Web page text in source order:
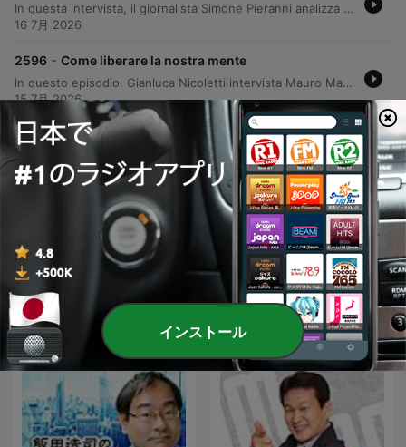
In questa intervista, il giornalista Simone Pieranni analizza l'evoluzione del rapporto tra Cina e Stati Uniti, passando dalla fascinazione per il modello americano degli anni '80 alla moderna competizione tecnologica. Viene esplorato come la cultura di massa e l'innovazione digitale abbiano trasformato la percezione cinese, portando oggi il Paese a un ruolo di leadership nell'intelligenza artificiale e nella robotica. L'analisi prosegue approfondendo l'avanzamento tecnologico cinese, con particolare attenzione all'integrazione dell'IA nell'educazione e al rapporto tra progresso tecnico e controllo sociale. Infine, viene esaminata la visione sinocentrica della Cina nel contesto geopolitico globale, analizzando le sfide di una possibile mediazione nei conflitti mondiali e il rischio di una futura divergenza tecnologica tra i due blocchi superpotenze.
16 7月 2026
2596 - Come liberare la nostra mente
In questo episodio, Gianluca Nicoletti intervista Mauro Manca, mental neurotrainer, per discutere della nuova edizione del libro 'Leggimi nel pensiero'. La conversazione esplora il concetto di 'aggiornamento' mentale e l'importanza di superare i propri 'punti di ripristino' per evitare di rimanere intrappolati in comportamenti o identità basate sul dolore. Il dialogo prosegue analizzando il passaggio dall'analisi del comportamento all'osservazione dell'essenza profonda degli adolescenti, criticando l'uso di etichette cliniche che disumanizzano l'individuo. L'approccio scientifico proposto si focalizza sull'interazione dei fattori che portano al disagio, promuovendo la curiosità e l'impudicizia come strumenti essenziali per la rivelazione di sé contro la frenesia della produttività moderna.
15 7月 2026
2595 - Un mestiere che non attrae i giovani
Un'analisi approfondita della crisi di forza lavoro nel settore dell'autotrasporto in Italia, con un'intervista ad Alberto Talman, autotrasportatore e influencer su TikTok. La discussione esplora la mancanza di attrattività della professione per i giovani, le difficoltà legate alla formazione e la necessità di cambiare la narrazione sociale del mestiere. Il dibattito affronta inoltre le criticità operative, l'eccessiva burocrazia e la concorrenza sleale delle grandi aziende logistiche. Vengono esaminati gli impatti della delocalizzazione verso l'Est Europa e le normative italiane che penalizzano i conducenti esperti, mettendo a rischio la trasmissione generazionale delle competenze nel settore.
14 7月 2026
どのくらいのエピソード
他のニュースポッドキャスト
すべて見る
インストール